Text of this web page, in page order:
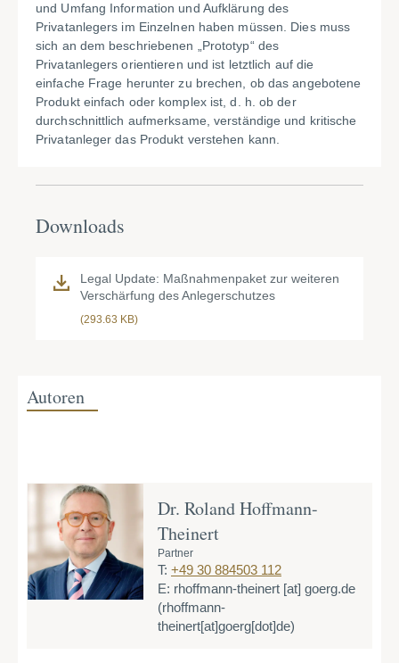
und Umfang Information und Aufklärung des
Privatanlegers im Einzelnen haben müssen. Dies muss
sich an dem beschriebenen „Prototyp“ des
Privatanlegers orientieren und ist letztlich auf die
einfache Frage herunter zu brechen, ob das angebotene
Produkt einfach oder komplex ist, d. h. ob der
durchschnittlich aufmerksame, verständige und kritische
Privatanleger das Produkt verstehen kann.
Downloads
Legal Update: Maßnahmenpaket zur weiteren
Verschärfung des Anlegerschutzes
(293.63 KB)
Autoren
Dr. Roland Hoffmann-
Theinert
Partner
T: +49 30 884503 112
E: rhoffmann-theinert [at] goerg.de
(rhoffmann-
theinert[at]goerg[dot]de)